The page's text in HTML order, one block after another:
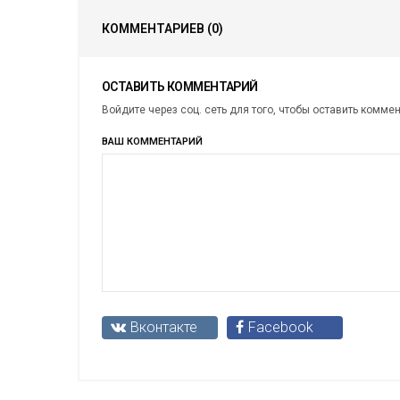
КОММЕНТАРИЕВ (0)
ОСТАВИТЬ КОММЕНТАРИЙ
Войдите через соц. сеть для того, чтобы оставить
ВАШ КОММЕНТАРИЙ
Вконтакте Facebook